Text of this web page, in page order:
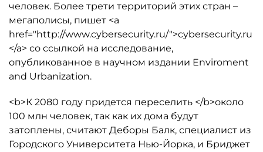
человек. Более трети территорий этих стран –
мегаполисы, пишет <a
href="http://www.cybersecurity.ru/">cybersecurity.ru
</a> со ссылкой на исследование,
опубликованное в научном издании Enviroment
and Urbanization.
<b>К 2080 году придется переселить </b>около
100 млн человек, так как их дома будут
затоплены, считают Деборы Балк, специалист из
Городского Университета Нью-Йорка, и Бриджет